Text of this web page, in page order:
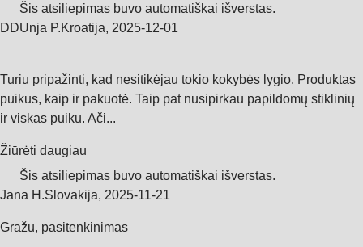
Šis atsiliepimas buvo automatiškai išverstas.
DDUnja P.Kroatija, 2025‑12‑01
Turiu pripažinti, kad nesitikėjau tokio kokybės lygio. Produktas
puikus, kaip ir pakuotė. Taip pat nusipirkau papildomų stiklinių
ir viskas puiku. Ači...
Žiūrėti daugiau
Šis atsiliepimas buvo automatiškai išverstas.
Jana H.Slovakija, 2025‑11‑21
Gražu, pasitenkinimas